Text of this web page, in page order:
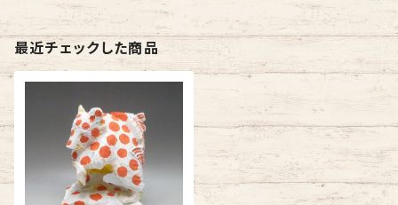
最近チェックした商品